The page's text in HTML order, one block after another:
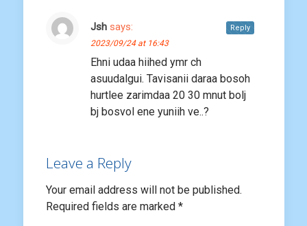
Jsh says:
2023/09/24 at 16:43
Ehni udaa hiihed ymr ch
asuudalgui. Tavisanii daraa bosoh
hurtlee zarimdaa 20 30 mnut bolj
bj bosvol ene yuniih ve..?
Reply
Leave a Reply
Your email address will not be published.
Required fields are marked *